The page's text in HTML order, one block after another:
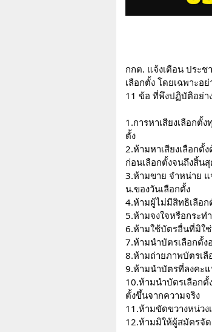
กกต. แจ้งเตือน ประ
เลือกตั้ง โดยเฉพาะอ
11 ข้อ ที่พึงปฏิบัติอย่า
1.การหาเสียงเลือกตั้
ตั้ง
2.ห้ามหาเสียงเลือกตั้
ก่อนเลือกตั้งจนถึงสิ้น
3.ห้ามขาย จำหน่าย แ
น.ของวันเลือกตั้ง
4.ห้ามผู้ไม่มีสิทธิเลือก
5.ห้ามจงใจหรือกระท
6.ห้ามใช้บัตรอื่นที่มิใ
7.ห้ามนำบัตรเลือกตั้ง
8.ห้ามถ่ายภาพบัตรเลื
9.ห้ามนำบัตรที่ลงคะ
10.ห้ามนำบัตรเลือก
ตั้งขึ้นจากความจริง
11.ห้ามขัดขวางหน่วง
12.ห้ามมิให้ผู้สมัครจั